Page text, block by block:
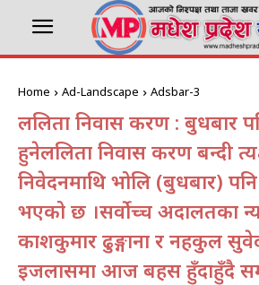
Home Ad-Landscape Adsbar-3
ललिता निवास प्रकरण : बुधबार
हुनेललिता निवास प्रकरण बन्दी
निवेदनमाथि भोलि (बुधबार)
भएको छ ।सर्वोच्च अदालतका
प्रकाशकुमार ढुङ्गाना र नहकुल
इजलासमा आज बहस हुँदाहुँदै